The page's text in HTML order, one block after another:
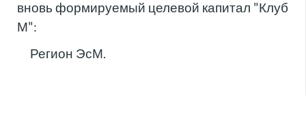
вновь формируемый целевой капитал "Клуб
М":
Регион ЭсМ.